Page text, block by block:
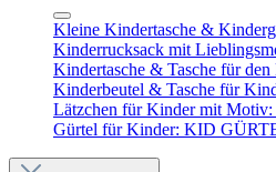
Kleine Kindertasche &
Kinderrucksack mit
Kindertasche & Tasche für
Kinderbeutel & Tasche für
Lätzchen für Kinder mit
Gürtel für Kinder: KID